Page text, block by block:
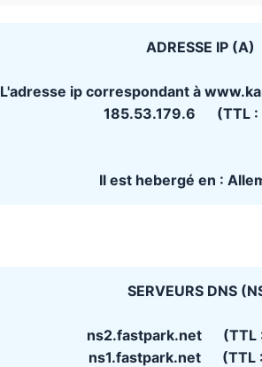
ADRESSE IP (A)
L'adresse ip correspondant à
185.53.179.6 (TTL :
Il est hebergé en :
SERVEURS DNS
ns2.fastpark.net (TTL
ns1.fastpark.net (TTL